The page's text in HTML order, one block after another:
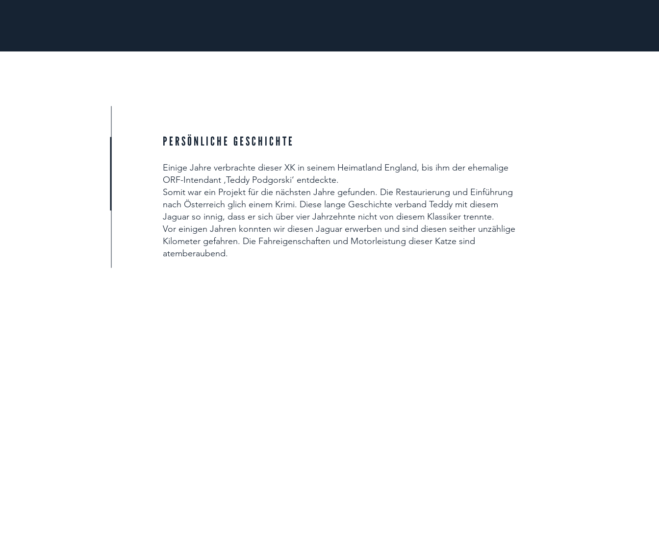
PERSÖNLICHE GESCHICHTE
Einige Jahre verbrachte dieser XK in seinem Heimatland England, bis ihm der ehemalige
ORF-Intendant ‚Teddy Podgorski‘ entdeckte.
Somit war ein Projekt für die nächsten Jahre gefunden. Die Restaurierung und Einführung
nach Österreich glich einem Krimi. Diese lange Geschichte verband Teddy mit diesem
Jaguar so innig, dass er sich über vier Jahrzehnte nicht von diesem Klassiker trennte.
Vor einigen Jahren konnten wir diesen Jaguar erwerben und sind diesen seither unzählige
Kilometer gefahren. Die Fahreigenschaften und Motorleistung dieser Katze sind
atemberaubend.